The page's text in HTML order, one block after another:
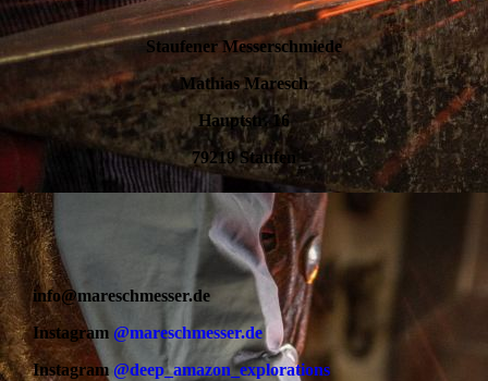
Staufener Messerschmiede
Mathias Maresch
Hauptstr. 16
79219 Staufen
info@mareschmesser.de
Instagram @mareschmesser.de
Instagram @deep_amazon_explorations